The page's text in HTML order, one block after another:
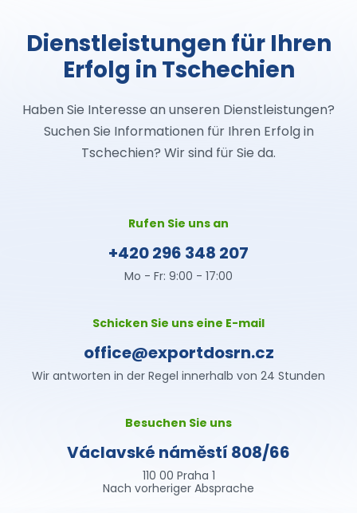
Dienstleistungen für Ihren
Erfolg in Tschechien
Haben Sie Interesse an unseren Dienstleistungen?
Suchen Sie Informationen für Ihren Erfolg in
Tschechien? Wir sind für Sie da.
Rufen Sie uns an
+420 296 348 207
Mo - Fr: 9:00 - 17:00
Schicken Sie uns eine E-mail
office@exportdosrn.cz
Wir antworten in der Regel innerhalb von 24 Stunden
Besuchen Sie uns
Václavské náměstí 808/66
110 00 Praha 1
Nach vorheriger Absprache